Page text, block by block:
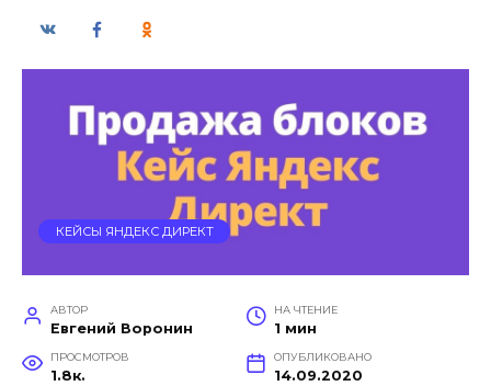
КЕЙСЫ ЯНДЕКС ДИРЕКТ
АВТОР
Евгений Воронин
НА ЧТЕНИЕ
1 мин
ПРОСМОТРОВ
1.8к.
ОПУБЛИКОВАНО
14.09.2020